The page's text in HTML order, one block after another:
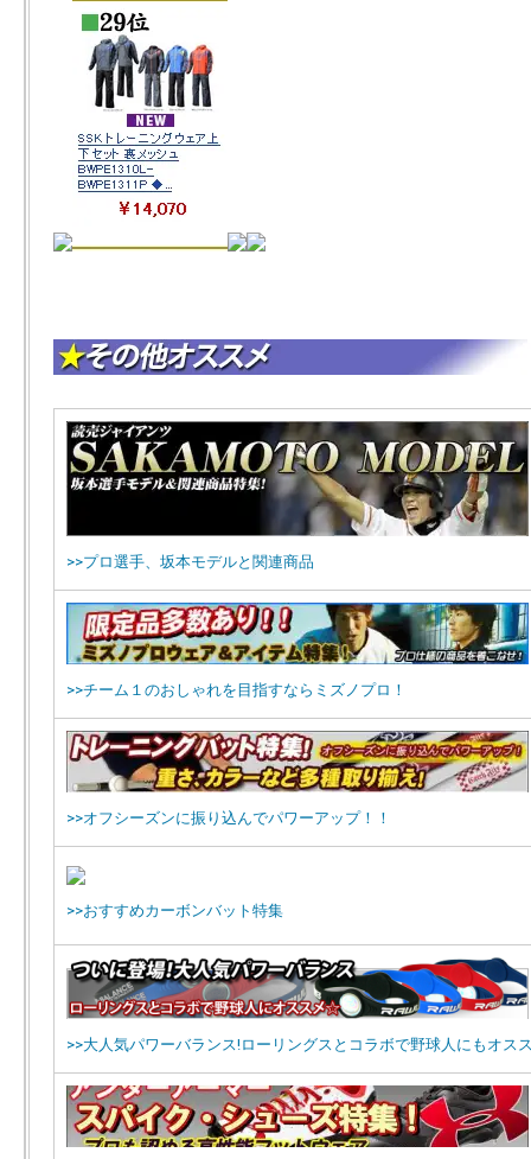
>>プロ選手、坂本モデルと関連商品
>>チーム１のおしゃれを目指すならミズノプロ！
>>オフシーズンに振り込んでパワーアップ！！
>>おすすめカーボンバット特集
>>大人気パワーバランス!ローリングスとコラボで野球人にもオス